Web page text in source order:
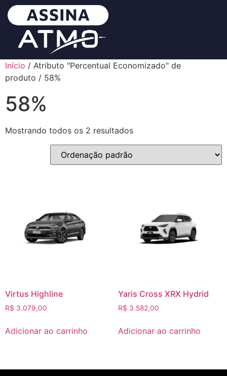
Início / Atributo "Percentual Economizado" de
produto / 58%
58%
Mostrando todos os 2 resultados
Virtus Highline
R$ 3.079,00
Adicionar ao carrinho
Yaris Cross XRX Hydrid
R$ 3.582,00
Adicionar ao carrinho